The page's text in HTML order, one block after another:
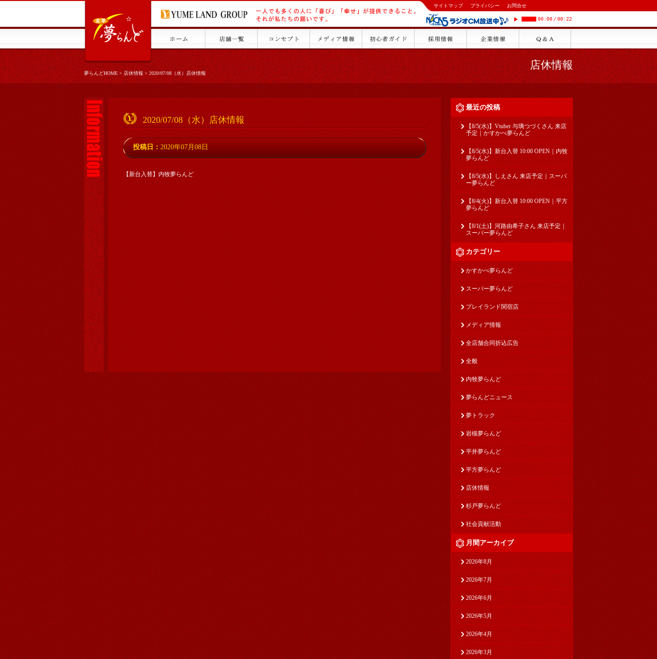
サイトマップ プライバシー お問合せ
00:00 / 00:22
夢らんどHOME>店休情報>2020/07/08（水）店休情報
店休情報
2020/07/08（水）店休情報
投稿日： 2020年07月08日
【新台入替】内牧夢らんど
最近の投稿
【8/5(水)】Vtuber 与璃つづくさん 来店
予定｜かすかべ夢らんど
【8/5(水)】新台入替 10:00 OPEN｜内牧
夢らんど
【8/5(水)】しえさん 来店予定｜スーパ
ー夢らんど
【8/4(火)】新台入替 10:00 OPEN｜平方
夢らんど
【8/1(土)】河路由希子さん 来店予定｜
スーパー夢らんど
カテゴリー
かすかべ夢らんど
スーパー夢らんど
プレイランド関宿店
メディア情報
全店舗合同折込広告
全般
内牧夢らんど
夢らんどニュース
夢トラック
岩槻夢らんど
平井夢らんど
平方夢らんど
店休情報
杉戸夢らんど
社会貢献活動
月間アーカイブ
2026年8月
2026年7月
2026年6月
2026年5月
2026年4月
2026年3月